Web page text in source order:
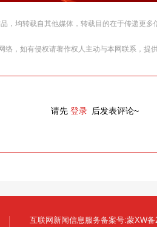
，均转载自其他媒体，转载目的在于传递更
，如有侵权请著作权人主动与本网联系，提
请先 登录 后发表评论~
互联网新闻信息服务备案号:蒙XW备